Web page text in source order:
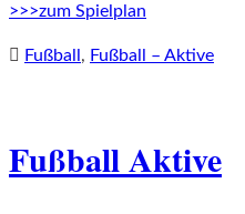
>>>zum Spielplan
Fußball , Fußball – Aktive
Fußball Aktive